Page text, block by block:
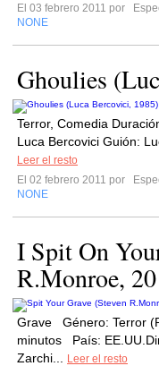
El 03 febrero 2011 por
NONE
Ghoulies
Terror, Comedia
Luca Bercovici Guión:
Leer el resto
El 02 febrero 2011 por
NONE
I Spit On
R.Monroe,
Grave Género: Terror
minutos País:
Zarchi...
Leer el resto